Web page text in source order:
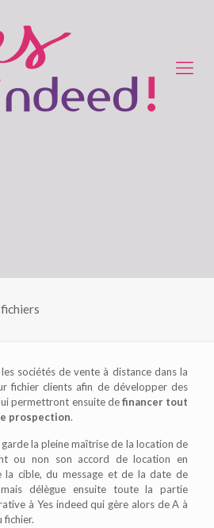
sociétés de vente à distance dans la
fichier clients afin de développer des
permettront ensuite definancer tout
prospection.
la pleine maîtrise de la location de
ou non son accord de location en
la cible, du message et de la date de
délègue ensuite toute la partie
à Yes indeed qui gère alors de A à
fichier.